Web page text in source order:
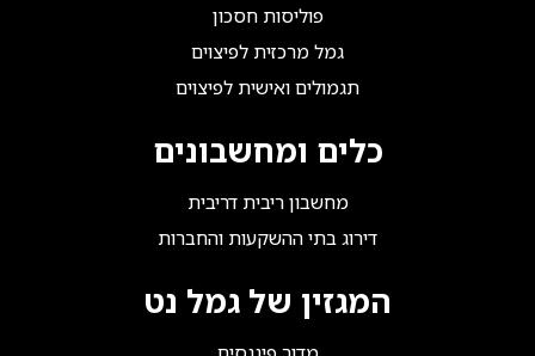
פוליסות חסכון
גמל מרכזית לפיצוים
תגמולים ואישית לפיצוים
כלים ומחשבונים
מחשבון ריבית דריבית
דירוג בתי ההשקעות והחברות
המגזין של גמל נט